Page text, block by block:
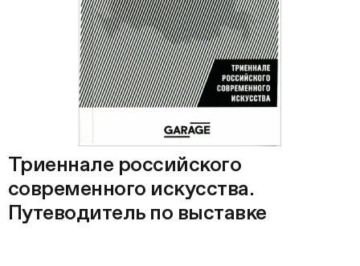
Триеннале российского
современного искусства.
Путеводитель по выставке